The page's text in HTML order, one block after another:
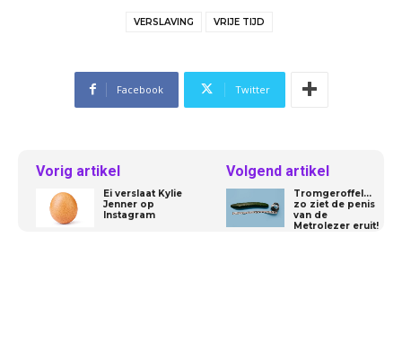
VERSLAVING VRIJE TIJD
Facebook Twitter
Vorig artikel
Ei verslaat Kylie
Jenner op
Instagram
Volgend artikel
Tromgeroffel…
zo ziet de penis
van de
Metrolezer eruit!